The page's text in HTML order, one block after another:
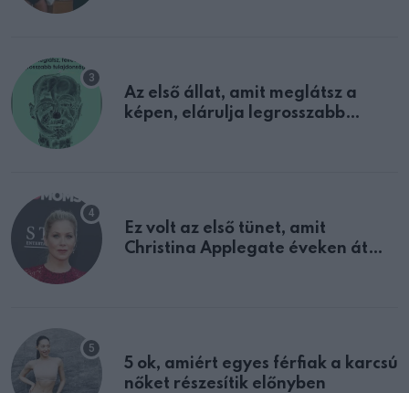
Az első állat, amit meglátsz a
képen, elárulja legrosszabb
Ez volt az első tünet, amit
Christina Applegate éveken át
5 ok, amiért egyes férfiak a karcsú
nőket részesítik előnyben